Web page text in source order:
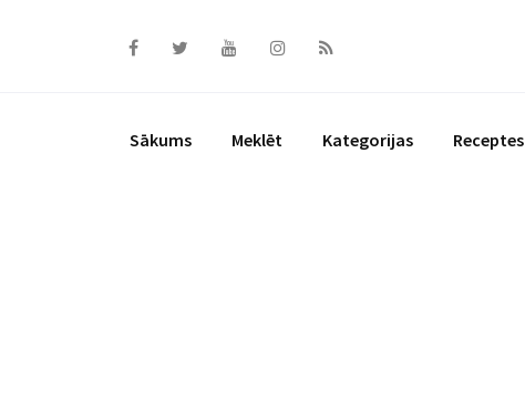
Sākums Meklēt Kategorijas Receptes